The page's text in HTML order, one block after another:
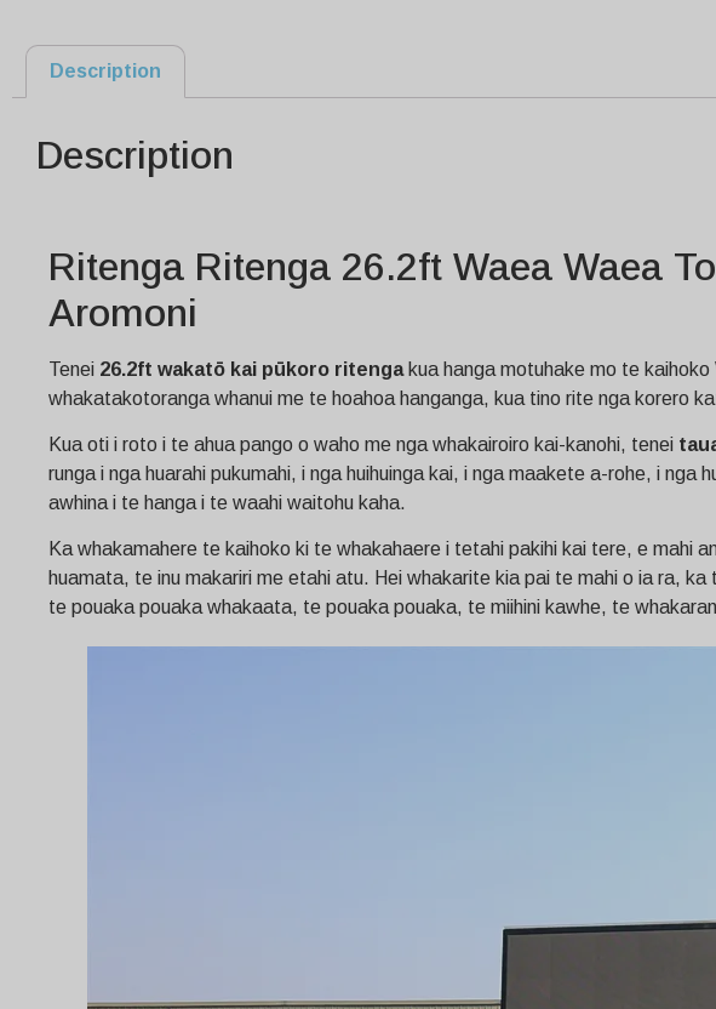
Description
Description
Ritenga Ritenga 26.2ft Waea Waea
Aromoni
Tenei 26.2ft wakatō kai pūkoro ritengakua hanga motuhake mo te
whakatakotoranga whanui me te hoahoa hanganga, kua tino rite nga korero
Kua oti i roto i te ahua pango o waho me nga whakairoiro kai-kanohi, tenei
runga i nga huarahi pukumahi, i nga huihuinga kai, i nga maakete a-rohe, i
awhina i te hanga i te waahi waitohu kaha.
Ka whakamahere te kaihoko ki te whakahaere i tetahi pakihi kai tere, e mahi
huamata, te inu makariri me etahi atu. Hei whakarite kia pai te mahi o ia ra,
te pouaka pouaka whakaata, te pouaka pouaka, te miihini kawhe, te